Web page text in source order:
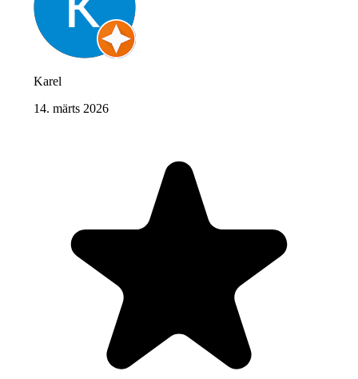
Karel
14. märts 2026